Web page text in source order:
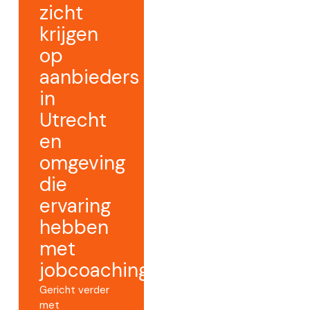
zicht
krijgen
op
aanbieders
in
Utrecht
en
omgeving
die
ervaring
hebben
met
jobcoaching.
Gericht verder
met